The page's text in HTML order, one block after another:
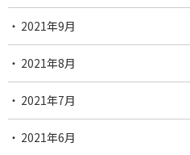
2021年9月
2021年8月
2021年7月
2021年6月